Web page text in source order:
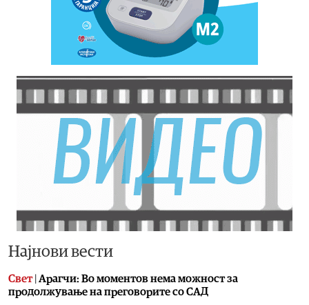
Најнови вести
Свет| Арагчи: Во моментов нема можност за
продолжување на преговорите со САД